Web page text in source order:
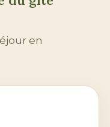
en